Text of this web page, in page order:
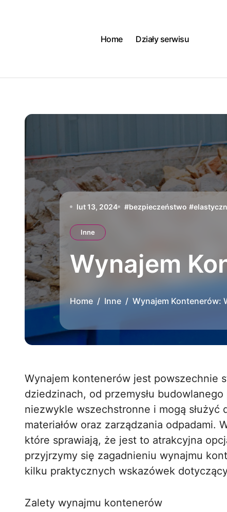
Home
Działy serwisu
lut 13, 2024 #bezpieczeństwo #
Inne
Wynajem
Home Inne Wynajem Kontenerów:
Wynajem kontenerów jest powszechnie stosowaną praktyką w różnych branżach i
dziedzinach, od przemysłu
niezwykle wszechstronne i mogą
materiałów oraz zarządzania
które sprawiają, że jest to atrakcyjna
przyjrzymy się zagadnieniu wynajmu
kilku praktycznych wskazówek
Zalety wynajmu kontenerów